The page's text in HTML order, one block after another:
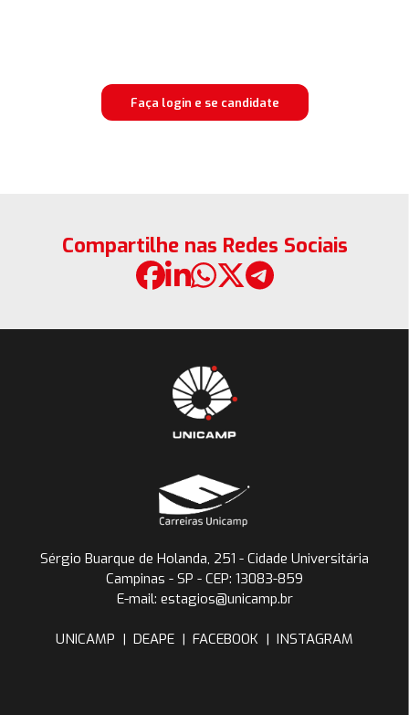
Faça login e se candidate
Compartilhe nas Redes Sociais
Sérgio Buarque de Holanda, 251 - Cidade Universitária
Campinas - SP - CEP: 13083-859
E-mail: estagios@unicamp.br
UNICAMP | DEAPE | FACEBOOK | INSTAGRAM